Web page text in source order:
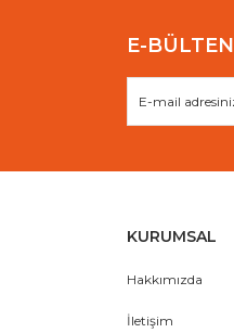
E-BÜLTEN
KURUMSAL
Hakkımızda
İletişim